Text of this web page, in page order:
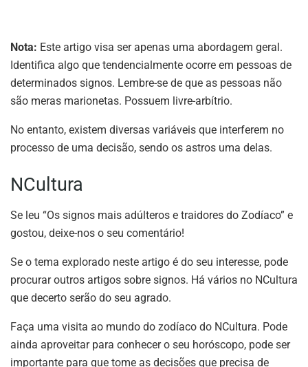
Nota: Este artigo visa ser apenas uma abordagem geral.
Identifica algo que tendencialmente ocorre em pessoas de
determinados signos. Lembre-se de que as pessoas não
são meras marionetas. Possuem livre-arbítrio.
No entanto, existem diversas variáveis que interferem no
processo de uma decisão, sendo os astros uma delas.
NCultura
Se leu “Os signos mais adúlteros e traidores do Zodíaco” e
gostou, deixe-nos o seu comentário!
Se o tema explorado neste artigo é do seu interesse, pode
procurar outros artigos sobre signos. Há vários no NCultura
que decerto serão do seu agrado.
Faça uma visita ao mundo do zodíaco do NCultura. Pode
ainda aproveitar para conhecer o seu horóscopo, pode ser
importante para que tome as decisões que precisa de